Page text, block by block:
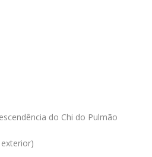
do Chi do Pulmão